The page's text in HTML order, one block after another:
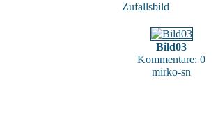
Zufallsbild
Bild03
Kommentare: 0
mirko-sn